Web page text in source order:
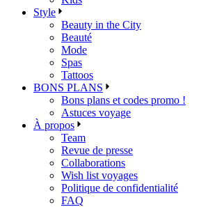
Style
Beauty in the City
Beauté
Mode
Spas
Tattoos
BONS PLANS
Bons plans et codes promo !
Astuces voyage
À propos
Team
Revue de presse
Collaborations
Wish list voyages
Politique de confidentialité
FAQ